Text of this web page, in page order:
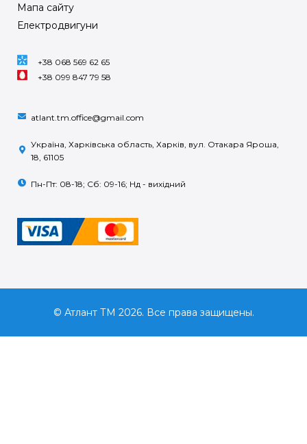
Мапа сайту
Електродвигуни
+38 068 569 62 65
+38 099 847 79 58
atlant.tm.office@gmail.com
Україна, Харківська область, Харків, вул. Отакара Яроша,
18, 61105
Пн-Пт: 08-18; Сб: 09-16; Нд - вихідний
© Атлант ТМ 2026. Все права защищены.